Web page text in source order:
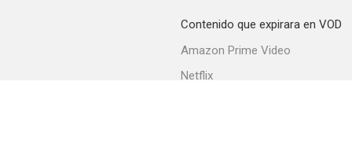
Contenido que expirara en VOD
Amazon Prime Video
Netflix